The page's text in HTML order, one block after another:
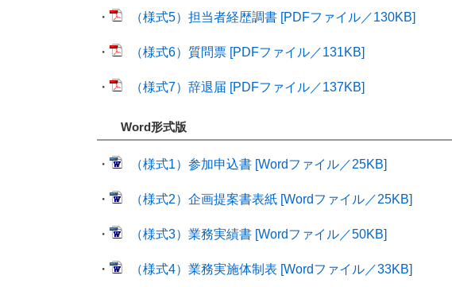
・ （様式5）担当者経歴調書 [PDFファイル／130KB]
・ （様式6）質問票 [PDFファイル／131KB]
・ （様式7）辞退届 [PDFファイル／137KB]
Word形式版
・ （様式1）参加申込書 [Wordファイル／25KB]
・ （様式2）企画提案書表紙 [Wordファイル／25KB]
・ （様式3）業務実績書 [Wordファイル／50KB]
・ （様式4）業務実施体制表 [Wordファイル／33KB]